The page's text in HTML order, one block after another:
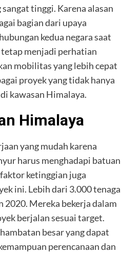
tinggi. Karena alasan
bagian dari upaya
kedua negara saat
menjadi perhatian
mobilitas yang lebih cepat
proyek yang tidak hanya
kawasan Himalaya.
Himalaya
yang mudah karena
harus menghadapi batuan
ketinggian juga
ini. Lebih dari 3.000 tenaga
Mereka bekerja dalam
berjalan sesuai target.
besar yang dapat
perencanaan dan